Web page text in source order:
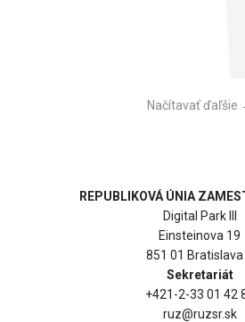
Načítavať ďaľšie
REPUBLIKOVÁ ÚNIA
Digital Park III
Einsteinova 19
851 01 Bratislava
Sekretariát
+421-2-33 01 42
ruz@ruzsr.sk